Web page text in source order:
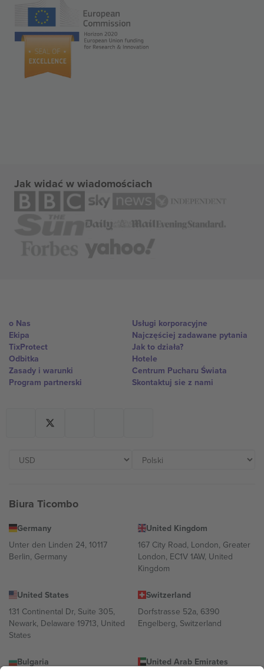
Jak widać w wiadomościach
o Nas
Ekipa
TixProtect
Odbitka
Zasady i warunki
Program partnerski
Usługi korporacyjne
Najczęściej zadawane pytania
Jak to działa?
Hotele
Centrum Pucharu Świata
Skontaktuj sie z nami
Biura Ticombo
Germany
Unter den Linden 24, 10117
Berlin, Germany
United Kingdom
167 City Road, London, Greater
London, EC1V 1AW, United
Kingdom
United States
131 Continental Dr, Suite 305,
Newark, Delaware 19713, United
States
Switzerland
Dorfstrasse 52a, 6390
Engelberg, Switzerland
Bulgaria United Arab Emirates